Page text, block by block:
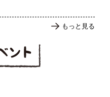
もっと見る